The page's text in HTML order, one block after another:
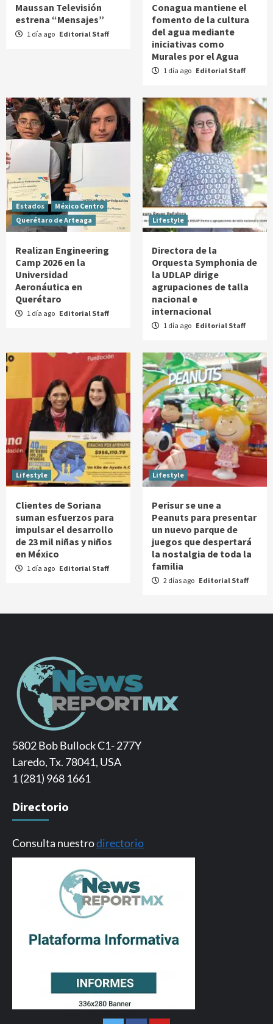
Maussan Televisión
estrena “Mensajes”
1 día ago Editorial Staff
Conagua mantiene el
fomento de la cultura
del agua mediante
iniciativas como
Murales por el Agua
1 día ago Editorial Staff
Estados
México Centro
Querétaro de Arteaga
Realizan Engineering
Camp 2026 en la
Universidad
Aeronáutica en
Querétaro
1 día ago Editorial Staff
Lifestyle
Directora de la
Orquesta Symphonia de
la UDLAP dirige
agrupaciones de talla
nacional e
internacional
1 día ago Editorial Staff
Lifestyle
Clientes de Soriana
suman esfuerzos para
impulsar el desarrollo
de 23 mil niñas y niños
en México
1 día ago Editorial Staff
Lifestyle
Perisur se une a
Peanuts para presentar
un nuevo parque de
juegos que despertará
la nostalgia de toda la
familia
2 días ago Editorial Staff
5802 Bob Bullock C1- 277Y
Laredo, Tx. 78041, USA
1 (281) 968 1661
Directorio
Consulta nuestrodirectorio